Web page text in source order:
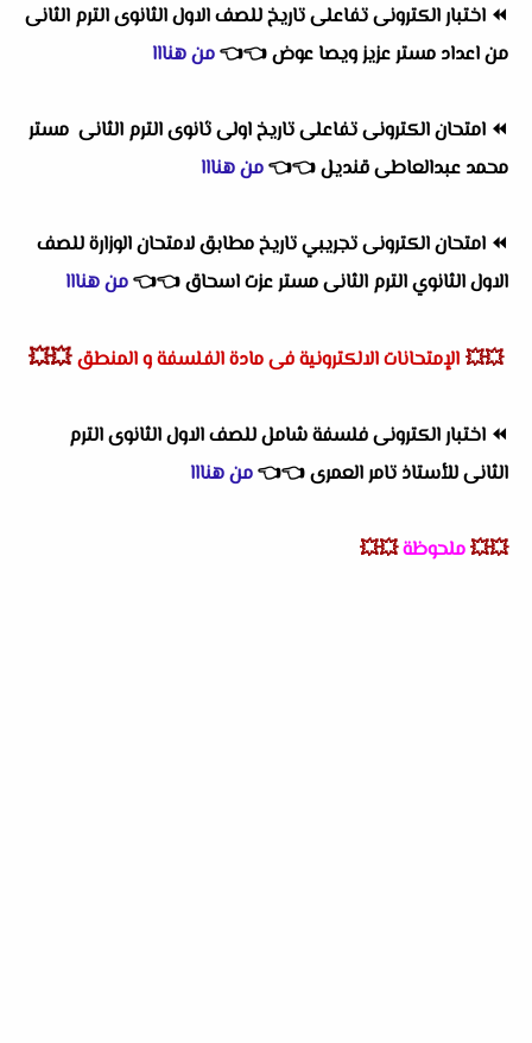
⏪ اختبار الكترونى تفاعلى تاريخ للصف الاول الثانوى الترم الثانى
من اعداد مستر عزيز ويصا عوض👈
👈من هنااا
⏪ امتحان الكترونى تفاعلى تاريخ اولى ثانوى الترم الثانى مستر
محمد عبدالعاطى قنديل👈
👈من هنااا
⏪ امتحان الكترونى تجريبي تاريخ مطابق لامتحان الوزارة للصف
الاول الثانوي الترم الثانى مستر عزت اسحاق👈
👈من هنااا
💥💥 الإمتحانات الالكترونية فى مادة الفلسفة و المنطق 💥💥
⏪ اختبار الكترونى فلسفة شامل للصف الاول الثانوى الترم
الثانى للأستاذ تامر العمرى👈
👈من هنااا
💥💥ملحوظة💥💥